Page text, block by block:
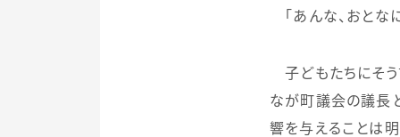
「あんな、おとな
子どもたちにそう
なが町議会の議長
響を与えることは明